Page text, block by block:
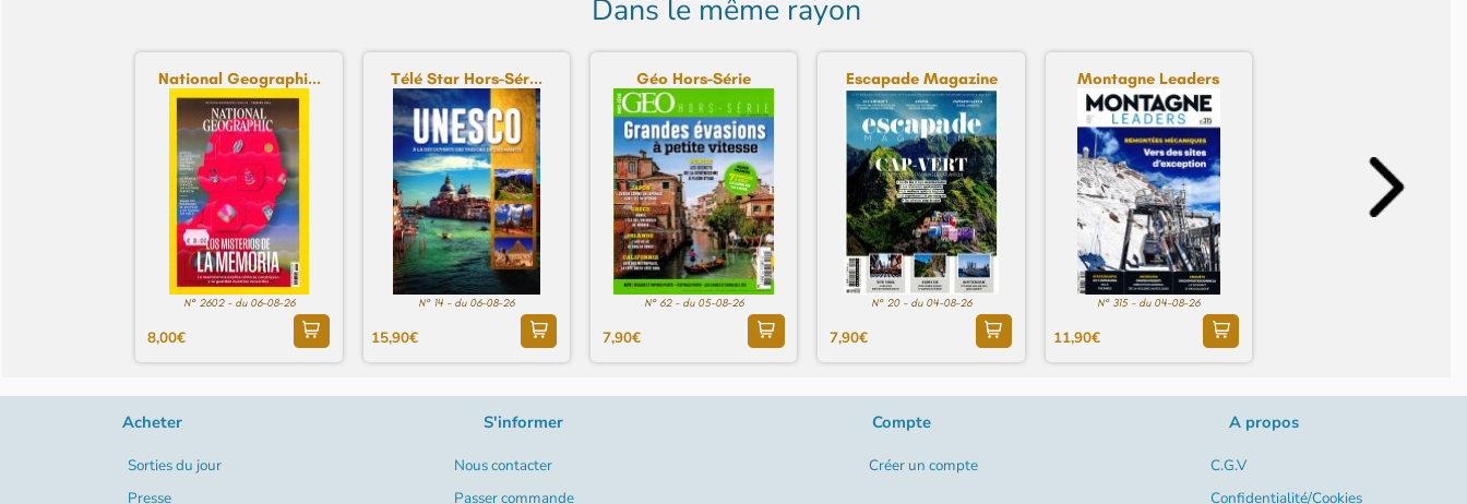
Dans le même rayon
National Geographi...
N° 2602 - du 06-08-26
8,00€
Télé Star Hors-Sér...
N° 14 - du 06-08-26
15,90€
Géo Hors-Série
N° 62 - du 05-08-26
7,90€
Escapade Magazine
N° 20 - du 04-08-26
7,90€
Montagne Leaders
N° 315 - du 04-08-26
11,90€
Acheter
Sorties du jour
Presse
S'informer
Nous contacter
Passer commande
Compte
Créer un compte
A propos
C.G.V
Confidentialité/Cookies